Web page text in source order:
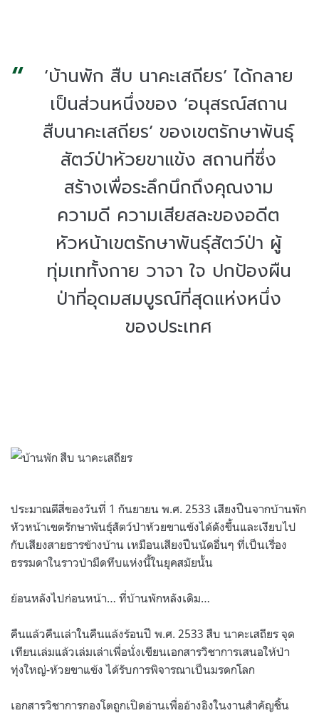
‘บ้านพัก สืบ นาคะเสถียร’ ได้กลาย
เป็นส่วนหนึ่งของ ‘อนุสรณ์สถาน
สืบนาคะเสถียร’ ของเขตรักษาพันธุ์
สัตว์ป่าห้วยขาแข้ง สถานที่ซึ่ง
สร้างเพื่อระลึกนึกถึงคุณงาม
ความดี ความเสียสละของอดีต
หัวหน้าเขตรักษาพันธุ์สัตว์ป่า ผู้
ทุ่มเททั้งกาย วาจา ใจ ปกป้องผืน
ป่าที่อุดมสมบูรณ์ที่สุดแห่งหนึ่ง
ของประเทศ
ประมาณตีสี่ของวันที่ 1 กันยายน พ.ศ. 2533 เสียงปืนจากบ้านพัก
หัวหน้าเขตรักษาพันธุ์สัตว์ป่าห้วยขาแข้งได้ดังขึ้นและเงียบไป
กับเสียงสายธารข้างบ้าน เหมือนเสียงปืนนัดอื่นๆ ที่เป็นเรื่อง
ธรรมดาในราวป่ามืดทึบแห่งนี้ในยุคสมัยนั้น
ย้อนหลังไปก่อนหน้า… ที่บ้านพักหลังเดิม…
คืนแล้วคืนเล่าในคืนแล้งร้อนปี พ.ศ. 2533 สืบ นาคะเสถียร จุด
เทียนเล่มแล้วเล่มเล่าเพื่อนั่งเขียนเอกสารวิชาการเสนอให้ป่า
ทุ่งใหญ่-ห้วยขาแข้ง ได้รับการพิจารณาเป็นมรดกโลก
เอกสารวิชาการกองโตถูกเปิดอ่านเพื่ออ้างอิงในงานสำคัญชิ้น